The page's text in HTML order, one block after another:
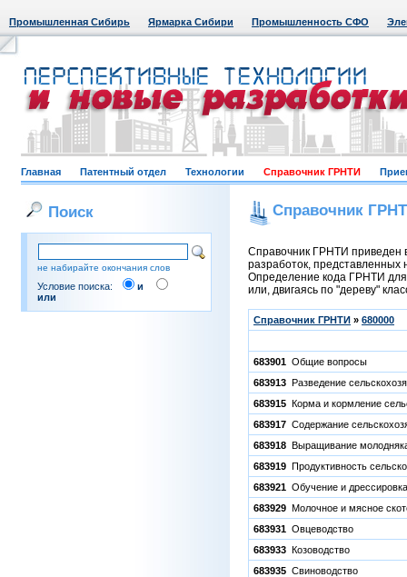
Промышленная Сибирь Ярмарка Сибири Промышленность СФО
Главная Патентный отдел Технологии Справочник ГРНТИ
Поиск
не набирайте окончания слов
Условие поиска:
и
или
Справочник
Справочник ГРНТИ приведен
разработок, представленных
Определение кода ГРНТИ для
или, двигаясь по "дереву"
Справочник ГРНТИ » 680000
683901 Общие вопросы
683913 Разведение
683915 Корма и кормление
683917 Содержание
683918 Выращивание
683919 Продуктивность
683921 Обучение и
683929 Молочное и мясное
683931 Овцеводство
683933 Козоводство
683935 Свиноводство